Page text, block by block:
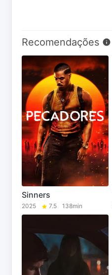
Recomendações
Sinners
2025 7.5 138min